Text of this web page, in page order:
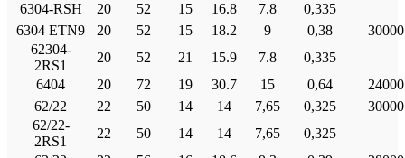
6304-RSH
20 52 15 16.8 7.8
0,335
6304 ETN9
20 52 15 18.2 9 0,38
30000
62304-
2RS1
20 52 21 15.9 7.8
0,335
6404
20 72 19 30.7 15 0,64
24000
62/22
22 50 14 14 7,65 0,325
30000
62/22-
2RS1
22 50 14 14 7,65
0,325